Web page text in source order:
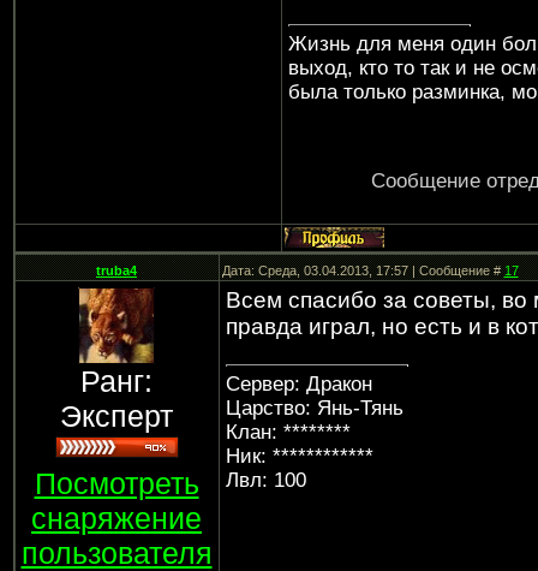
Жизнь для меня один
выход, кто то так и не
была только разминка,
Сообщение
truba4 Дата: Среда, 03.04.2013, 17:57 | Сообщение #17
Ранг:
Эксперт
Посмотреть
снаряжение
пользователя
Всем спасибо за советы,
правда играл, но есть и в
Сервер: Дракон
Царство: Янь-Тянь
Клан: ********
Ник: ************
Лвл: 100